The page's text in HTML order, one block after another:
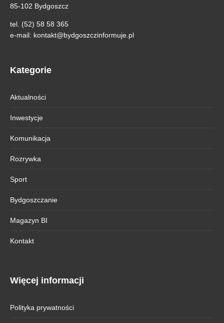
85-102 Bydgoszcz
tel. (52) 58 58 365
e-mail: kontakt@bydgoszczinformuje.pl
Kategorie
Aktualności
Inwestycje
Komunikacja
Rozrywka
Sport
Bydgoszczanie
Magazyn BI
Kontakt
Więcej informacji
Polityka prywatności